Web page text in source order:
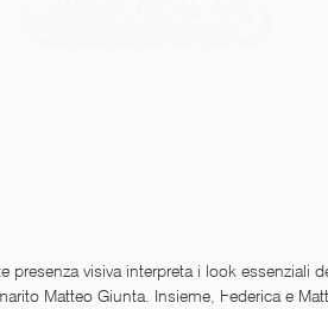
presenza visiva interpreta i look essenziali
Matteo Giunta. Insieme, Federica e